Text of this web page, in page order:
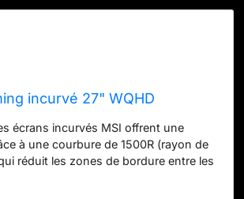
incurvé 27" WQHD
écrans incurvés MSI offrent une
à une courbure de 1500R (rayon de
réduit les zones de bordure entre les
Hz (Adaptive-Sync) pour une visée